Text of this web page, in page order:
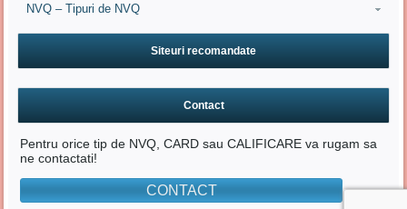
NVQ – Tipuri de NVQ
Siteuri recomandate
Contact
Pentru orice tip de NVQ, CARD sau CALIFICARE va rugam sa
ne contactati!
CONTACT